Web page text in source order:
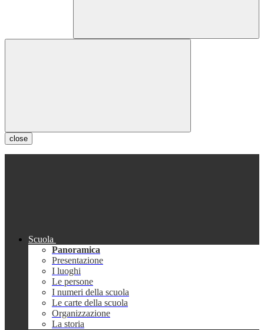
close
Scuola
Panoramica
Presentazione
I luoghi
Le persone
I numeri della scuola
Le carte della scuola
Organizzazione
La storia